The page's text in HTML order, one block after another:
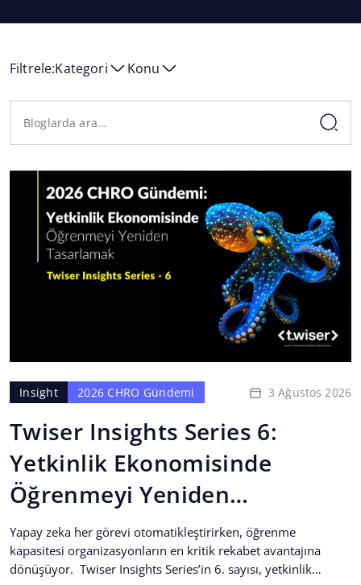
Filtrele:Kategori Konu
Insight 2026 CHRO Gündemi 3 Ağustos 2026
Twiser Insights Series 6:
Yetkinlik Ekonomisinde
Öğrenmeyi Yeniden
Tasarlamak
Yapay zeka her görevi otomatikleştirirken, öğrenme
kapasitesi organizasyonların en kritik rekabet avantajına
dönüşüyor. Twiser Insights Series’in 6. sayısı, yetkinlik